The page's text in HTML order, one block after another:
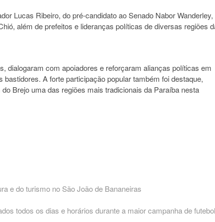
Lucas Ribeiro, do pré-candidato ao Senado Nabor Wanderley,
além de prefeitos e lideranças políticas de diversas regiões
dialogaram com apoiadores e reforçaram alianças políticas em
A forte participação popular também foi destaque,
Brejo uma das regiões mais tradicionais da Paraíba nesta
e do turismo no São João de Bananeiras
todos os dias e horários durante a maior campanha de futebol